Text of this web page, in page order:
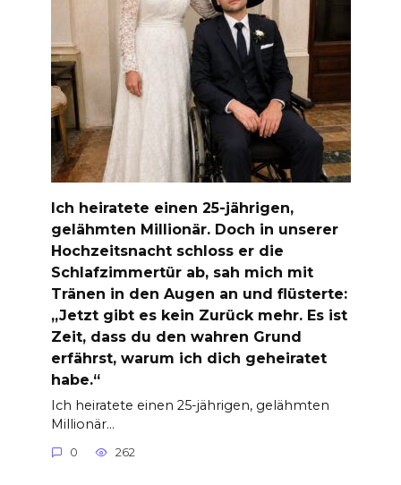
Ich heiratete einen 25-jährigen,
gelähmten Millionär. Doch in unserer
Hochzeitsnacht schloss er die
Schlafzimmertür ab, sah mich mit
Tränen in den Augen an und flüsterte:
„Jetzt gibt es kein Zurück mehr. Es ist
Zeit, dass du den wahren Grund
erfährst, warum ich dich geheiratet
habe.“
Ich heiratete einen 25-jährigen, gelähmten
Millionär…
0 262